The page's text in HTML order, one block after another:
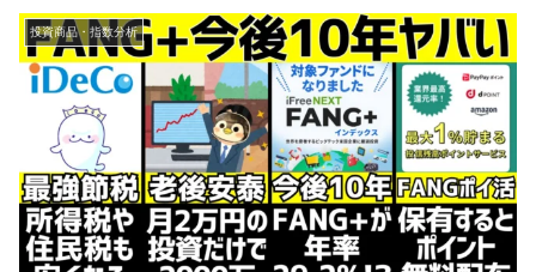
投資商品・指数分析